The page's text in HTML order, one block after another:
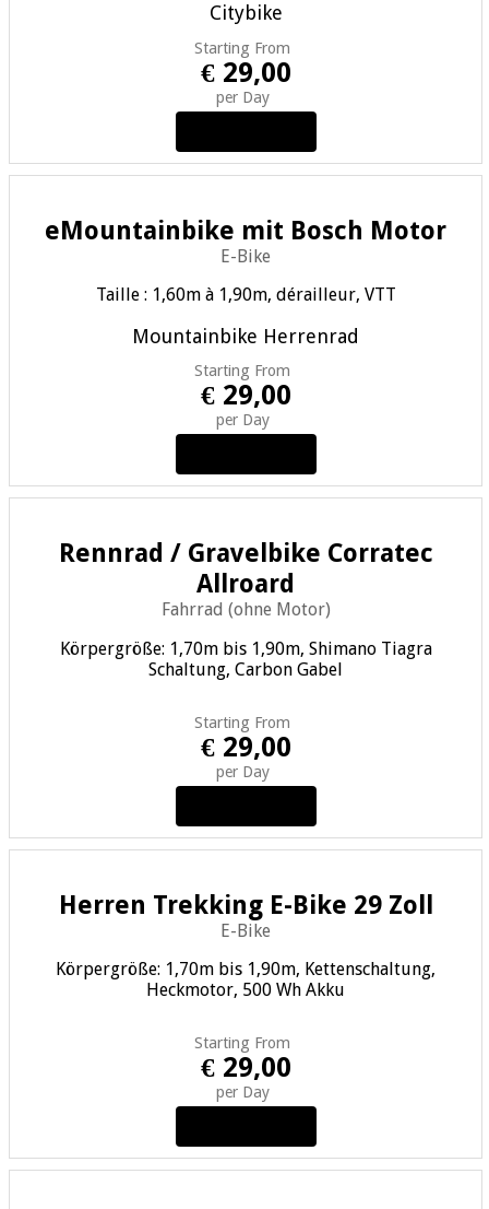
Citybike
Starting From
€ 29,00
per Day
eMountainbike mit Bosch Motor
E-Bike
Taille : 1,60m à 1,90m, dérailleur, VTT
Mountainbike Herrenrad
Starting From
€ 29,00
per Day
Rennrad / Gravelbike Corratec
Allroard
Fahrrad (ohne Motor)
Körpergröße: 1,70m bis 1,90m, Shimano Tiagra
Schaltung, Carbon Gabel
Starting From
€ 29,00
per Day
Herren Trekking E-Bike 29 Zoll
E-Bike
Körpergröße: 1,70m bis 1,90m, Kettenschaltung,
Heckmotor, 500 Wh Akku
Starting From
€ 29,00
per Day